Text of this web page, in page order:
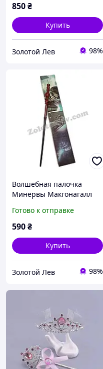
850₴
Купить
Золотой Лев 98%
Волшебная палочка
Минервы Макгонагалл
Готово к отправке
590₴
Купить
Золотой Лев 98%